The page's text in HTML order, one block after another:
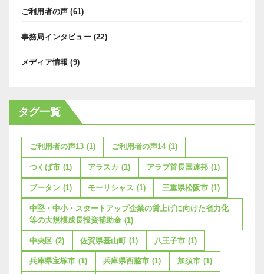
ご利用者の声 (61)
事務局インタビュー(22)
メディア情報 (9)
タグ一覧
ご利用者の声13 (1) ご利用者の声14 (1)
つくば市 (1) アラスカ (1) アラブ首長国連邦 (1)
ブータン (1) モーリシャス (1) 三重県松阪市 (1)
中堅・中小・スタートアップ企業の賃上げに向けた省力化
等の大規模成長投資補助金 (1)
中央区 (2) 佐賀県基山町 (1) 八王子市 (1)
兵庫県宝塚市 (1) 兵庫県西脇市 (1) 加須市 (1)